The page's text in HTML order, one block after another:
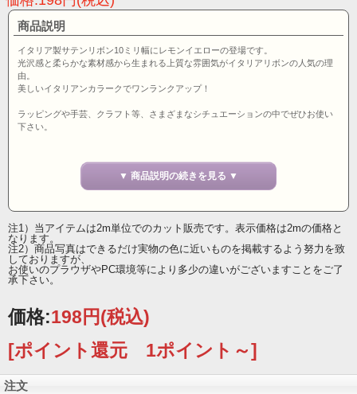
商品説明
イタリア製サテンリボン10ミリ幅にレモンイエローの登場です。
光沢感と柔らかな素材感から生まれる上質な雰囲気がイタリアリボンの人気の理
由。
美しいイタリアンカラークでワンランクアップ！
ラッピングや手芸、クラフト等、さまざまなシチュエーションの中でぜひお使い
下さい。
▼ 商品説明の続きを見る ▼
注1）当アイテムは2m単位でのカット販売です。表示価格は2mの価格と
なります。
注2）商品写真はできるだけ実物の色に近いものを掲載するよう努力を致
しておりますが、
お使いのプラウザやPC環境等により多少の違いがございますことをご了
承下さい。
価格:198円(税込)
[ポイント還元 1ポイント～]
注文